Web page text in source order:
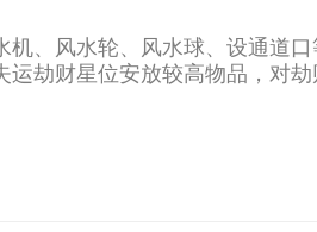
、风水轮、风水球、设通道口
劫财星位安放较高物品，对